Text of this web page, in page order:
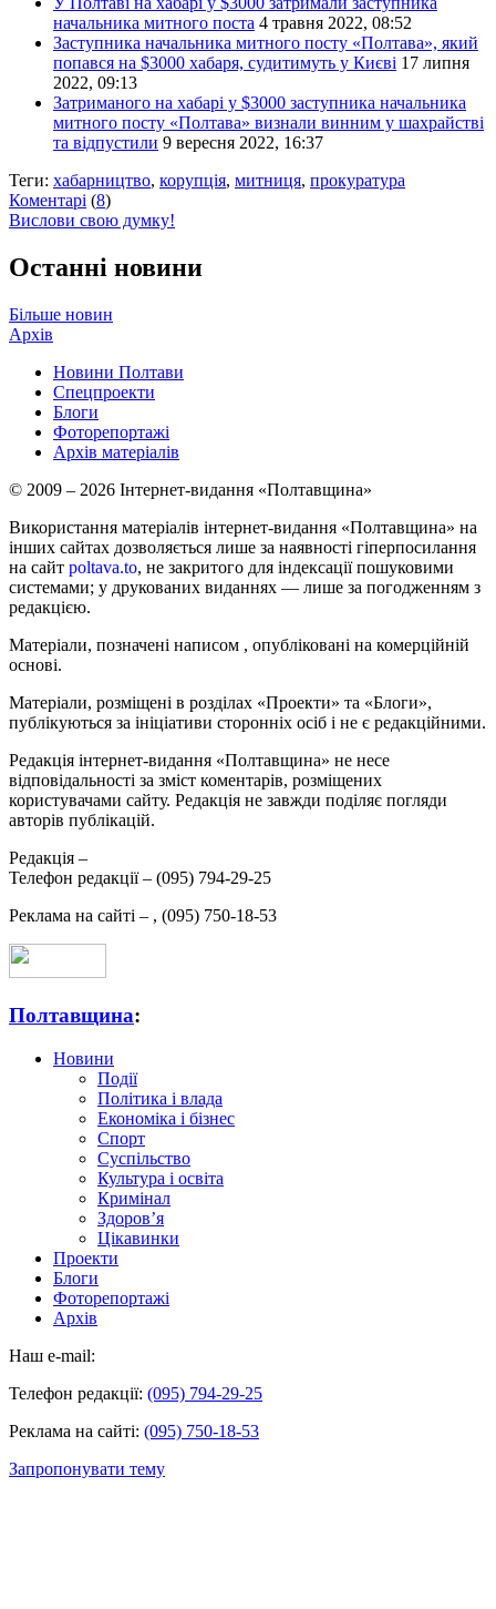
начальника митного поста 4 травня 2022, 08:52
Заступника начальника митного посту «Полтава», який
попався на $3000 хабаря, судитимуть у Києві 17 липня
2022, 09:13
Затриманого на хабарі у $3000 заступника начальника
митного посту «Полтава» визнали винним у шахрайстві
та відпустили 9 вересня 2022, 16:37
Теги: хабарництво, корупція, митниця, прокуратура
Коментарі (8)
Вислови свою думку!
Останні новини
Більше новин
Архів
Новини Полтави
Спецпроекти
Блоги
Фоторепортажі
Архів матеріалів
© 2009 – 2026 Інтернет-видання «Полтавщина»
Використання матеріалів інтернет-видання «Полтавщина» на
інших сайтах дозволяється лише за наявності гіперпосилання
на сайт poltava.to, не закритого для індексації пошуковими
системами; у друкованих виданнях — лише за погодженням з
редакцією.
Матеріали, позначені написом , опубліковані на комерційній
основі.
Матеріали, розміщені в розділах «Проекти» та «Блоги»,
публікуються за ініціативи сторонніх осіб і не є редакційними.
Редакція інтернет-видання «Полтавщина» не несе
відповідальності за зміст коментарів, розміщених
користувачами сайту. Редакція не завжди поділяє погляди
авторів публікацій.
Редакція –
Телефон редакції – (095) 794-29-25
Реклама на сайті – , (095) 750-18-53
Полтавщина:
Новини
Події
Політика і влада
Економіка і бізнес
Спорт
Суспільство
Культура і освіта
Кримінал
Здоров’я
Цікавинки
Проекти
Блоги
Фоторепортажі
Архів
Наш e-mail:
Телефон редакції: (095) 794-29-25
Реклама на сайті: (095) 750-18-53
Запропонувати тему